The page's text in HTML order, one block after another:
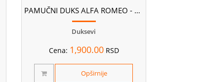
PAMUČNI DUKS ALFA ROMEO - CRNI
Duksevi
Cena: 1,900.00RSD
Opširnije